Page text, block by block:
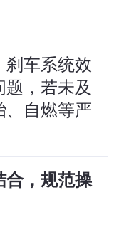
刹车系统效
，若未及
、自燃等严
合，规范操